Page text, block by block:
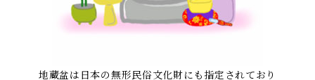
地蔵盆は日本の無形民俗文化財にも指定されており